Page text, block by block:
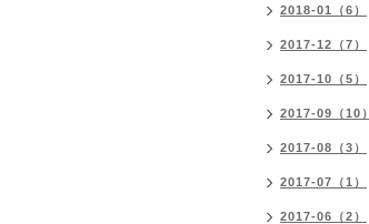
2018-01（6）
2017-12（7）
2017-10（5）
2017-09（10）
2017-08（3）
2017-07（1）
2017-06（2）